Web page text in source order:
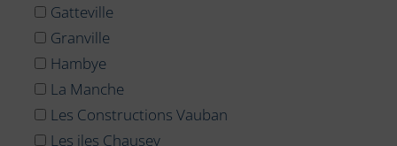
Gatteville
Granville
Hambye
La Manche
Les Constructions Vauban
Les iles Chausey